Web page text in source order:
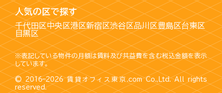
人気の区で探す
千代田区中央区港区新宿区渋谷区品川区豊島区台東区
目黒区
※表記している物件の月額は賃料及び共益費を含む税込金額を表示
しています。
© 2016–2026賃貸オフィス東京.comCo.,Ltd. All rights
reserved.